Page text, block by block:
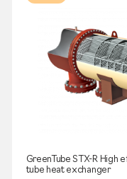
GreenTube STX-R High
tube heat exchanger